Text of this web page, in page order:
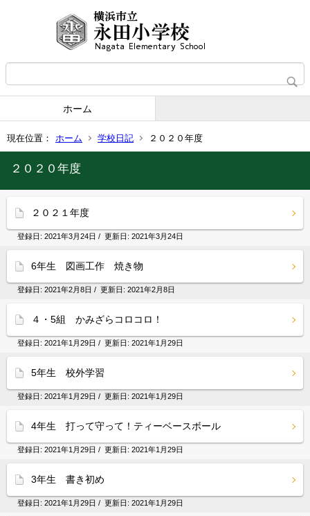
ホーム
現在位置： ホーム 学校日記 ２０２０年度
２０２０年度
２０２１年度
登録日: 2021年3月24日 / 更新日: 2021年3月24日
6年生 図画工作 焼き物
登録日: 2021年2月8日 / 更新日: 2021年2月8日
４・5組 かみざらコロコロ！
登録日: 2021年1月29日 / 更新日: 2021年1月29日
5年生 校外学習
登録日: 2021年1月29日 / 更新日: 2021年1月29日
4年生 打って守って！ティーベースボール
登録日: 2021年1月29日 / 更新日: 2021年1月29日
3年生 書き初め
登録日: 2021年1月29日 / 更新日: 2021年1月29日